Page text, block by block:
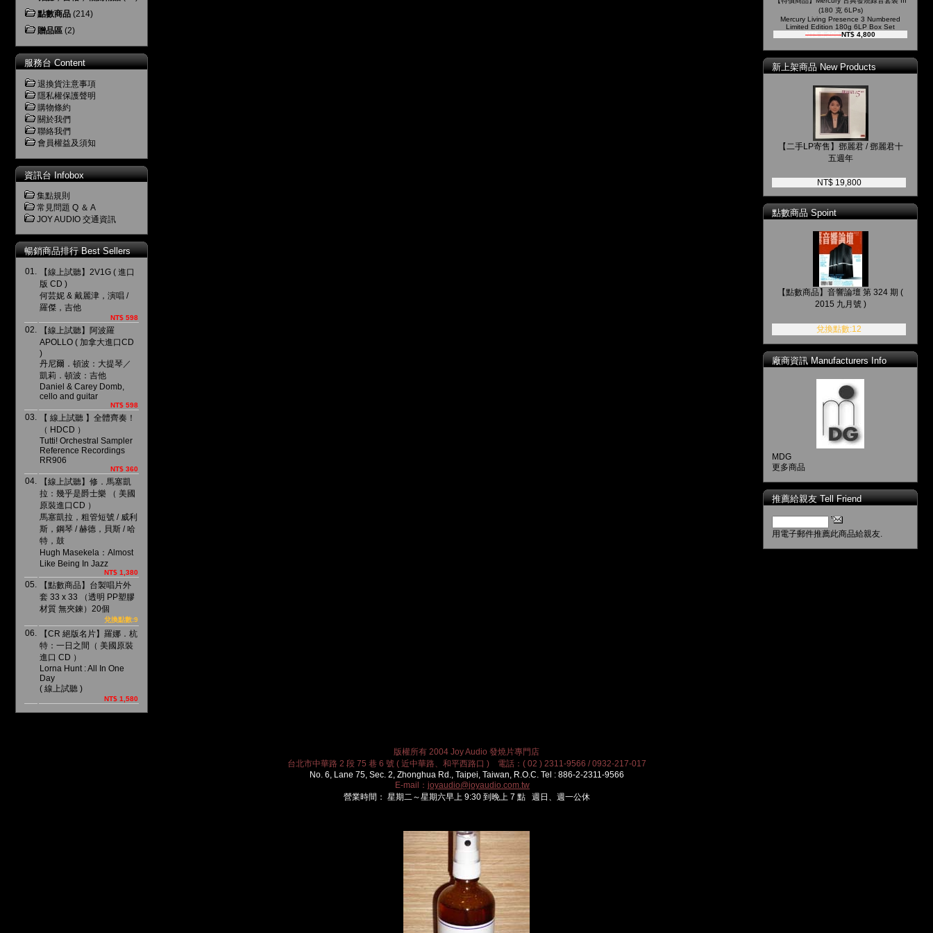
點數商品 (214)
贈品區 (2)
服務台 Content
退換貨注意事項
隱私權保護聲明
購物條約
關於我們
聯絡我們
會員權益及須知
資訊台 Infobox
集點規則
常見問題 Q ＆ A
JOY AUDIO 交通資訊
暢銷商品排行 Best Sellers
01.
【線上試聽】2V1G ( 進口
版 CD )
何芸妮 & 戴麗津，演唱 /
羅傑，吉他
NT$ 598
02.
【線上試聽】阿波羅
APOLLO ( 加拿大進口CD
)
丹尼爾．頓波：大提琴／
凱莉．頓波：吉他
Daniel & Carey Domb,
cello and guitar
NT$ 598
03.
【 線上試聽 】全體齊奏！
（ HDCD ）
Tutti! Orchestral Sampler
Reference Recordings
RR906
NT$ 360
04.
【線上試聽】修．馬塞凱
拉：幾乎是爵士樂 （ 美國
原裝進口CD ）
馬塞凱拉，粗管短號 / 威利
斯，鋼琴 / 赫德，貝斯 / 哈
特，鼓
Hugh Masekela：Almost
Like Being In Jazz
NT$ 1,380
05.
【點數商品】台製唱片外
套 33 x 33 （透明 PP塑膠
材質 無夾鍊）20個
兌換點數:9
06.
【CR 絕版名片】羅娜．杭
特：一日之間（ 美國原裝
進口 CD ）
Lorna Hunt : All In One
Day
( 線上試聽 )
NT$ 1,580
(180 克 6LPs)
Mercury Living Presence 3 Numbered
Limited Edition 180g 6LP Box Set
NT$ 5,200NT$ 4,800
新上架商品 New Products
【二手LP寄售】鄧麗君 / 鄧麗君十
五週年
NT$ 19,800
點數商品 Spoint
【點數商品】音響論壇 第 324 期 (
2015 九月號 )
兌換點數:12
廠商資訊 Manufacturers Info
MDG
更多商品
推薦給親友 Tell Friend
用電子郵件推薦此商品給親友.
版權所有 2004 Joy Audio 發燒片專門店
台北市中華路 2 段 75 巷 6 號 ( 近中華路、和平西路口 ) 電話：( 02 ) 2311-9566 / 0932-217-017
No. 6, Lane 75, Sec. 2, Zhonghua Rd., Taipei, Taiwan, R.O.C. Tel : 886-2-2311-9566
E-mail： joyaudio@joyaudio.com.tw
營業時間： 星期二～星期六早上 9:30 到晚上 7 點 週日、週一公休